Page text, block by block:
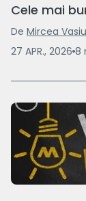
Cele mai
De Mircea Vasiu
27 APR., 2026 8